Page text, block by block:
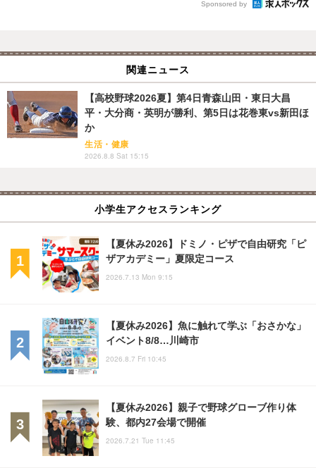
Sponsored by
関連ニュース
【高校野球2026夏】第4日青森山田・東日大昌
平・大分商・英明が勝利、第5日は花巻東vs新田ほ
か
生活・健康
2026.8.8 Sat 15:15
小学生アクセスランキング
【夏休み2026】ドミノ・ピザで自由研究「ピ
ザアカデミー」夏限定コース
2026.7.13 Mon 9:15
【夏休み2026】魚に触れて学ぶ「おさかな」
イベント8/8…川崎市
2026.8.7 Fri 10:45
【夏休み2026】親子で野球グローブ作り体
験、都内27会場で開催
2026.7.21 Tue 11:45